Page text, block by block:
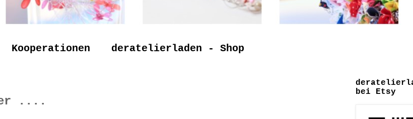
Kooperationen deratelierladen - Shop
....
bei Etsy